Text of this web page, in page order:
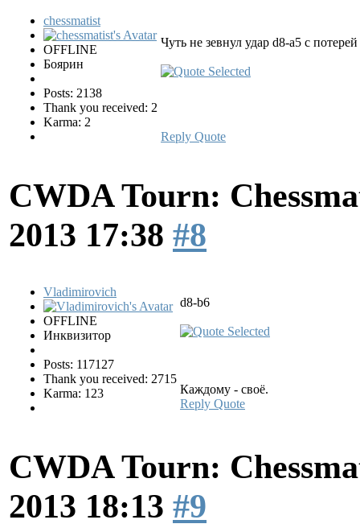
chessmatist
OFFLINE
Боярин
Posts: 2138
Thank you received: 2
Karma: 2
Чуть не зевнул удар d8-a5 с потерей
Reply Quote
CWDA Tourn:
2013 17:38 #8
Vladimirovich
OFFLINE
Инквизитор
Posts: 117127
Thank you received: 2715
Karma: 123
d8-b6
Каждому - своё.
Reply Quote
CWDA Tourn:
2013 18:13 #9